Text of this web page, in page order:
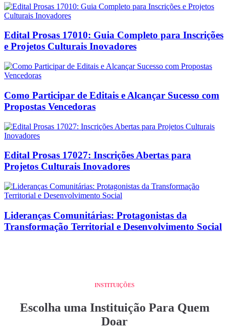
Edital Prosas 17010: Guia Completo para Inscrições
e Projetos Culturais Inovadores
Como Participar de Editais e Alcançar Sucesso com
Propostas Vencedoras
Edital Prosas 17027: Inscrições Abertas para
Projetos Culturais Inovadores
Lideranças Comunitárias: Protagonistas da
Transformação Territorial e Desenvolvimento Social
INSTITUIÇÕES
Escolha uma Instituição Para Quem
Doar